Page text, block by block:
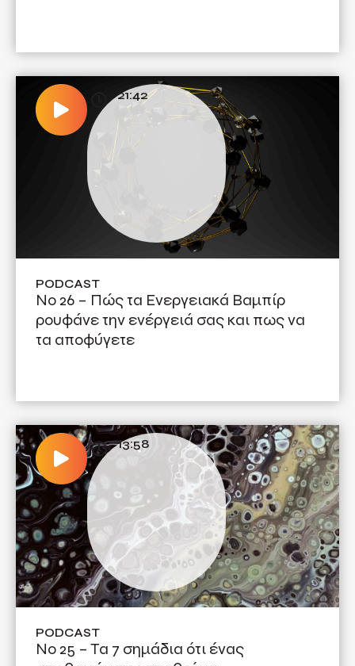
21:42
PODCAST
Νο 26 – Πώς τα Ενεργειακά Βαμπίρ
ρουφάνε την ενέργειά σας και πως να
τα αποφύγετε
13:58
PODCAST
No 25 – Tα 7 σημάδια ότι ένας